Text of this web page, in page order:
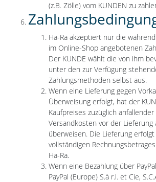
(z.B. Zölle) vom KUNDEN zu
Ha-Ra akzeptiert nur die
im Online-Shop angebotenen
Der KUNDE wählt die von ihm
unter den zur Verfügung
Zahlungsmethoden selbst aus.
Wenn eine Lieferung gegen
Überweisung erfolgt, hat der
Kaufpreises zuzüglich
Versandkosten vor der Lieferung
überweisen. Die Lieferung erfolgt
vollständigen
Ha-Ra.
Wenn eine Bezahlung über
PayPal (Europe) S.à r.l. et Cie,